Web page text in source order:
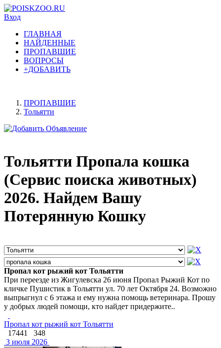
Вход
ГЛАВНАЯ
НАЙДЕННЫЕ
ПРОПАВШИЕ
ВОПРОСЫ
+ДОБАВИТЬ
ПРОПАВШИЕ
Тольятти
Тольятти Пропала кошка
(Сервис поиска животных)
2026. Найдем Вашу
Потерянную Кошку
Пропал кот рыжий кот Тольятти
При переезде из Жигулевска 26 июня Пропал Рыжий Кот по
кличке Пушистик в Тольятти ул. 70 лет Октября 24. Возможно
выпрыгнул с 6 этажа и ему нужна помощь ветеринара. Прошу
у добрых людей помощи, кто найдет придержите..
Пропал кот рыжий кот Тольятти
17441
348
3 июля 2026